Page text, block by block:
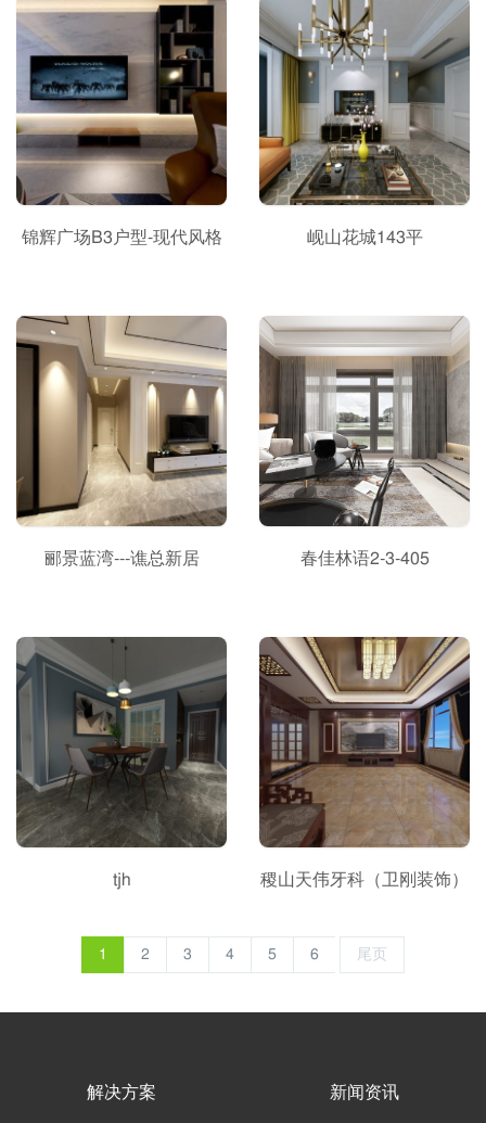
锦辉广场B3户型-现代风格 岘山花城143平
郦景蓝湾---谯总新居 春佳林语2-3-405
tjh 稷山天伟牙科（卫刚装饰）
1 2 3 4 5 6 尾页
解决方案 新闻资讯